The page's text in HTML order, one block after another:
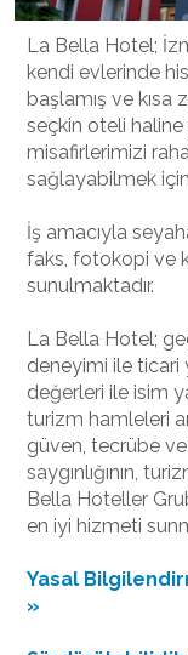
La Bella Hotel;
kendi evlerinde
başlamış ve
seçkin oteli haline
misafirlerimizi
sağlayabilmek
İş amacıyla
faks, fotokopi ve
sunulmaktadır.
La Bella Hotel;
deneyimi ile ticari
değerleri ile isim
turizm hamleleri
güven, tecrübe
saygınlığının,
Bella Hoteller
en iyi hizmeti
Yasal
»